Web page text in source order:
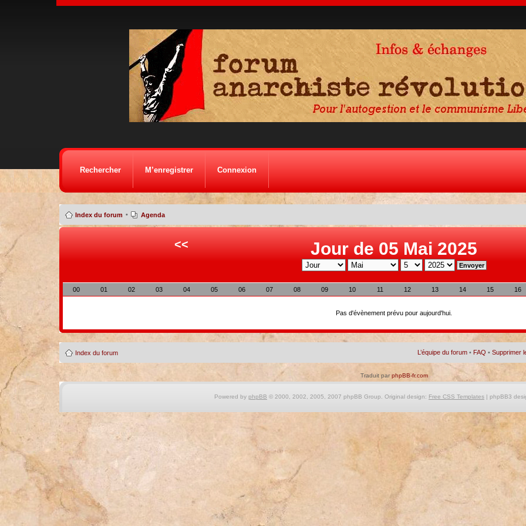
Rechercher M’enregistrer Connexion
Index du forum • Agenda
<< Jour de 05 Mai 2025
00 01 02 03 04 05 06 07 08 09 10 11 12 13 14 15 16
Pas d'évènement prévu pour aujourd'hui.
Index du forum L’équipe du forum • FAQ •Supprimer
Traduit parphpBB-fr.com
Powered by phpBB © 2000, 2002, 2005, 2007 phpBB Group. Original design: Free CSS Templates| phpBB3